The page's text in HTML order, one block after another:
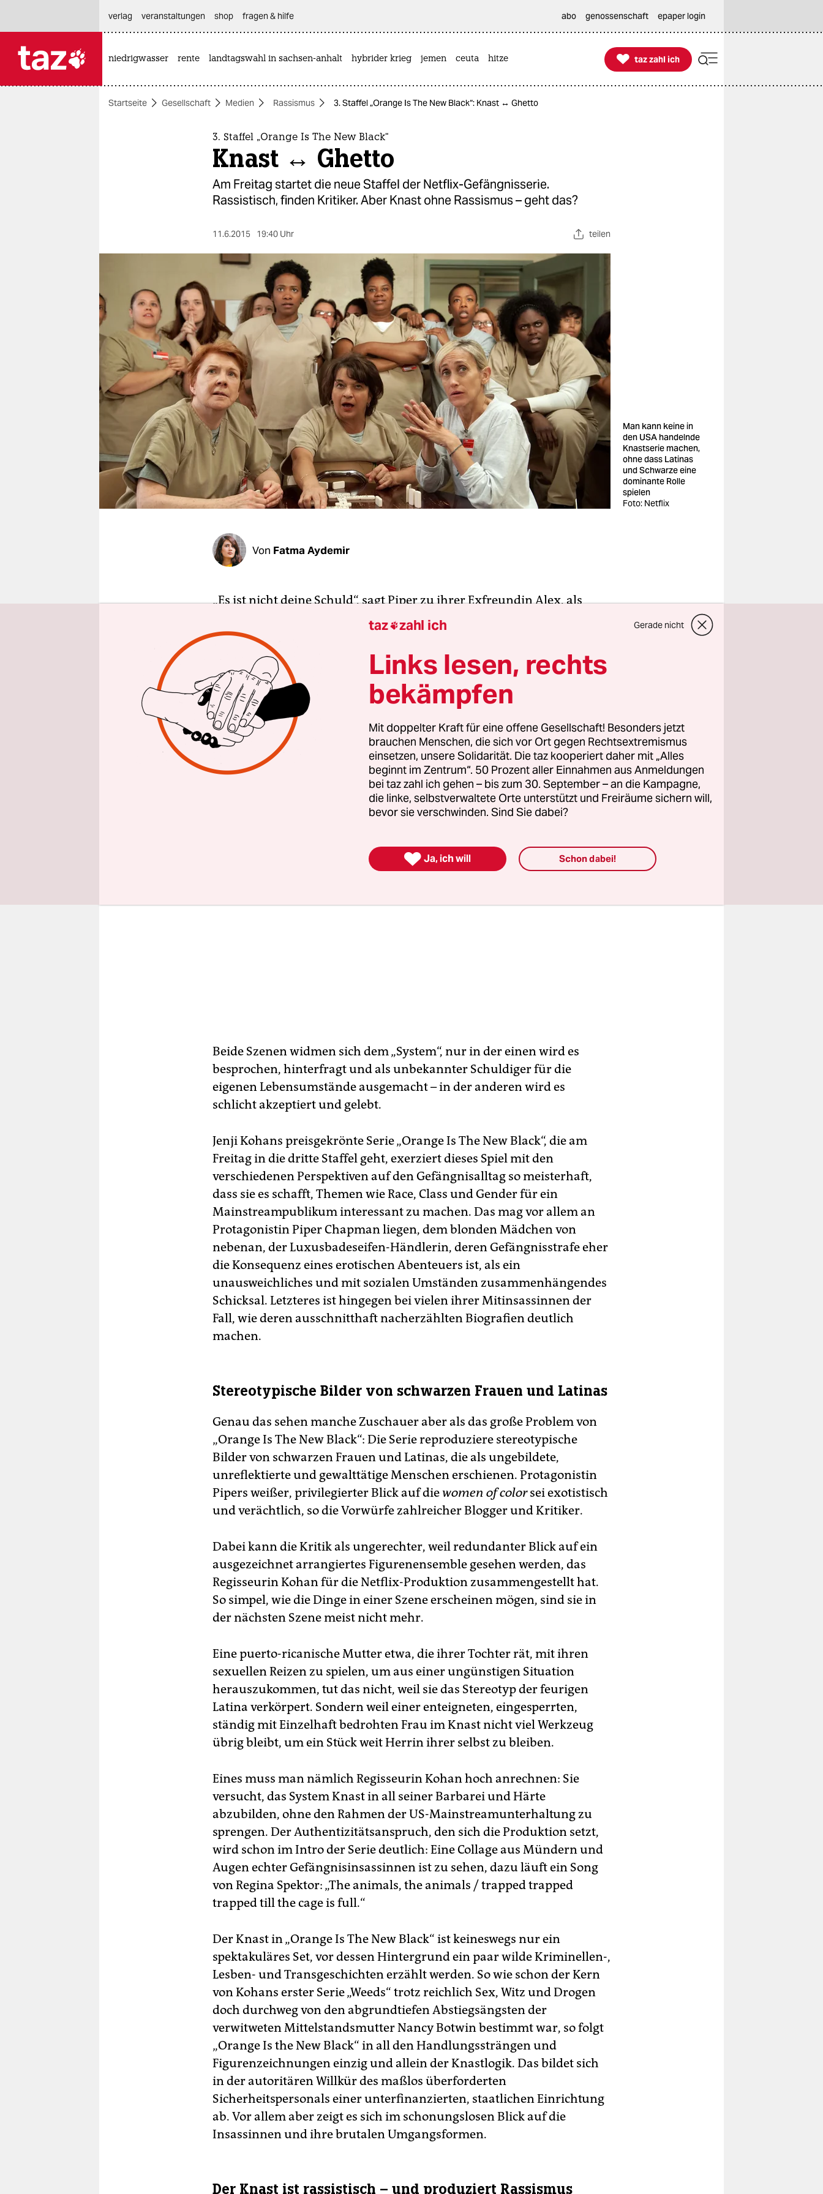
themen
nord
wahrheit
verlag
verlag
veranstaltungen
fragen & hilfe
unterstützen
abo
verlag
veranstaltungen shop fragen & hilfe abo genossenschaft epaper login
niedrigwasser rente landtagswahl in sachsen-anhalt hybrider krieg jemen ceuta hitze 
taz zahl ich
taz zahl ich
Startseite Gesellschaft Medien Rassismus 3. Staffel „Orange Is The New Black“: Knast ↔ Ghetto
3. Staffel „Orange Is The New Black“
Knast ↔ Ghetto
Am Freitag startet die neue Staffel der Netflix-Gefängnisserie.
Rassistisch, finden Kritiker. Aber Knast ohne Rassismus – geht das?
11.6.2015 19:40 Uhr teilen
Man kann keine in
den USA handelnde
Knastserie machen,
ohne dass Latinas
und Schwarze eine
dominante Rolle
spielen
Foto: Netflix
Von Fatma Aydemir
„Es ist nicht deine Schuld“, sagt Piper zu ihrer Exfreundin Alex, als
diese in der ersten Folge der neuen Staffel von „Orange Is The New
Black“ wieder zurück im Knast ist. Wir sehen zwei weiße Frauen in
Gefängniskleidung, die sich küssen und gegenseitig Halt geben. „Es ist
das System,“ sagt Piper, „du bist gefangen im System.“
Eine Folge später setzt sich Pennsatucky, eine ex-Meth-abhängige,
jesusvernarrte Frau mit typischen White-Trash-Attributen an einen
Tisch mit sechs schwarzen Insassinnen. Mit kollektiven
Beschimpfungen und Drohgebärden wird sie zurückgewiesen: „Selbst
wenn Rosa Parks persönlich durch diese Tür käme, müsste ihr Arsch
auf die hinteren Plätze wandern, genau wie du, Schlampe.“
Beide Szenen widmen sich dem „System“, nur in der einen wird es
besprochen, hinterfragt und als unbekannter Schuldiger für die
eigenen Lebensumstände ausgemacht – in der anderen wird es
schlicht akzeptiert und gelebt.
Jenji Kohans preisgekrönte Serie „Orange Is The New Black“, die am
Freitag in die dritte Staffel geht, exerziert dieses Spiel mit den
verschiedenen Perspektiven auf den Gefängnisalltag so meisterhaft,
dass sie es schafft, Themen wie Race, Class und Gender für ein
Mainstreampublikum interessant zu machen. Das mag vor allem an
Protagonistin Piper Chapman liegen, dem blonden Mädchen von
nebenan, der Luxusbadeseifen-Händlerin, deren Gefängnisstrafe eher
die Konsequenz eines erotischen Abenteuers ist, als ein
unausweichliches und mit sozialen Umständen zusammenhängendes
Schicksal. Letzteres ist hingegen bei vielen ihrer Mitinsassinnen der
Fall, wie deren ausschnitthaft nacherzählten Biografien deutlich
machen.
Stereotypische Bilder von schwarzen Frauen und Latinas
Genau das sehen manche Zuschauer aber als das große Problem von
„Orange Is The New Black“: Die Serie reproduziere stereotypische
Bilder von schwarzen Frauen und Latinas, die als ungebildete,
unreflektierte und gewalttätige Menschen erschienen. Protagonistin
Pipers weißer, privilegierter Blick auf diewomen of colorsei exotistisch
und verächtlich, so die Vorwürfe zahlreicher Blogger und Kritiker.
Dabei kann die Kritik als ungerechter, weil redundanter Blick auf ein
ausgezeichnet arrangiertes Figurenensemble gesehen werden, das
Regisseurin Kohan für die Netflix-Produktion zusammengestellt hat.
So simpel, wie die Dinge in einer Szene erscheinen mögen, sind sie in
der nächsten Szene meist nicht mehr.
Eine puerto-ricanische Mutter etwa, die ihrer Tochter rät, mit ihren
sexuellen Reizen zu spielen, um aus einer ungünstigen Situation
herauszukommen, tut das nicht, weil sie das Stereotyp der feurigen
Latina verkörpert. Sondern weil einer enteigneten, eingesperrten,
ständig mit Einzelhaft bedrohten Frau im Knast nicht viel Werkzeug
übrig bleibt, um ein Stück weit Herrin ihrer selbst zu bleiben.
Eines muss man nämlich Regisseurin Kohan hoch anrechnen: Sie
versucht, das System Knast in all seiner Barbarei und Härte
abzubilden, ohne den Rahmen der US-Mainstreamunterhaltung zu
sprengen. Der Authentizitätsanspruch, den sich die Produktion setzt,
wird schon im Intro der Serie deutlich: Eine Collage aus Mündern und
Augen echter Gefängnisinsassinnen ist zu sehen, dazu läuft ein Song
von Regina Spektor: „The animals, the animals / trapped trapped
trapped till the cage is full.“
Der Knast in „Orange Is The New Black“ ist keineswegs nur ein
spektakuläres Set, vor dessen Hintergrund ein paar wilde Kriminellen-,
Lesben- und Transgeschichten erzählt werden. So wie schon der Kern
von Kohans erster Serie „Weeds“ trotz reichlich Sex, Witz und Drogen
doch durchweg von den abgrundtiefen Abstiegsängsten der
verwitweten Mittelstandsmutter Nancy Botwin bestimmt war, so folgt
„Orange Is the New Black“ in all den Handlungssträngen und
Figurenzeichnungen einzig und allein der Knastlogik. Das bildet sich
in der autoritären Willkür des maßlos überforderten
Sicherheitspersonals einer unterfinanzierten, staatlichen Einrichtung
ab. Vor allem aber zeigt es sich im schonungslosen Blick auf die
Insassinnen und ihre brutalen Umgangsformen.
Der Knast ist rassistisch – und produziert Rassismus
taz zahl ich Gerade nicht
Links lesen, rechts
bekämpfen
Mit doppelter Kraft für eine offene Gesellschaft! Besonders jetzt
brauchen Menschen, die sich vor Ort gegen Rechtsextremismus
einsetzen, unsere Solidarität. Die taz kooperiert daher mit „Alles
beginnt im Zentrum“. 50 Prozent aller Einnahmen aus Anmeldungen
bei taz zahl ich gehen – bis zum 30. September – an die Kampagne,
die linke, selbstverwaltete Orte unterstützt und Freiräume sichern will,
bevor sie verschwinden. Sind Sie dabei?
 Ja, ich will Schon dabei!